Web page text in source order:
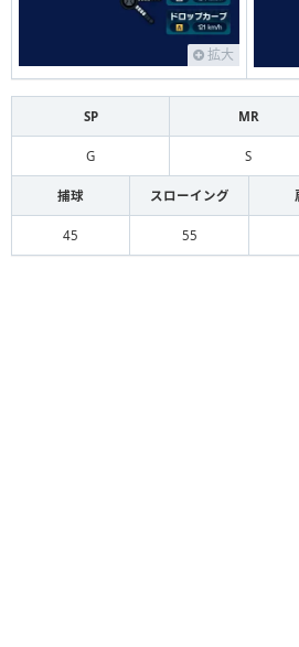
拡大
SP MR
G S
捕球 スローイング
45 55